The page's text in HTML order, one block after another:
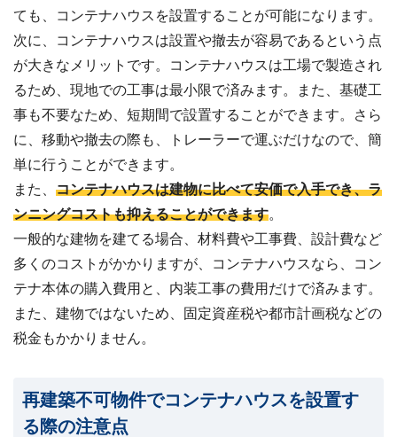
ても、コンテナハウスを設置することが可能になります。
次に、コンテナハウスは設置や撤去が容易であるという点
が大きなメリットです。コンテナハウスは工場で製造され
るため、現地での工事は最小限で済みます。また、基礎工
事も不要なため、短期間で設置することができます。さら
に、移動や撤去の際も、トレーラーで運ぶだけなので、簡
単に行うことができます。
また、 コンテナハウスは建物に比べて安価で入手でき、ラ
ンニングコストも抑えることができます。
一般的な建物を建てる場合、材料費や工事費、設計費など
多くのコストがかかりますが、コンテナハウスなら、コン
テナ本体の購入費用と、内装工事の費用だけで済みます。
また、建物ではないため、固定資産税や都市計画税などの
税金もかかりません。
再建築不可物件でコンテナハウスを設置す
る際の注意点